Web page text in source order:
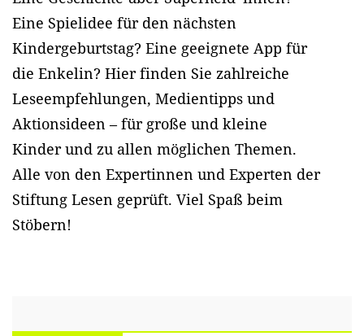
Eine Spielidee für den nächsten
Kindergeburtstag? Eine geeignete App für
die Enkelin? Hier finden Sie zahlreiche
Leseempfehlungen, Medientipps und
Aktionsideen – für große und kleine
Kinder und zu allen möglichen Themen.
Alle von den Expertinnen und Experten der
Stiftung Lesen geprüft. Viel Spaß beim
Stöbern!